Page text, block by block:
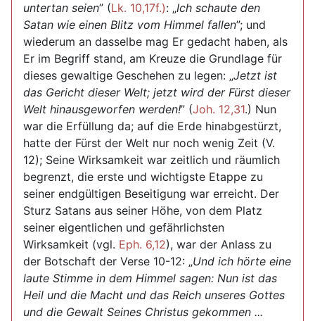
untertan seien” (Lk. 10,17f.): „Ich schaute den
Satan wie einen Blitz vom Himmel fallen”; und
wiederum an dasselbe mag Er gedacht haben, als
Er im Begriff stand, am Kreuze die Grundlage für
dieses gewaltige Geschehen zu legen: „Jetzt ist
das Gericht dieser Welt; jetzt wird der Fürst dieser
Welt hinausgeworfen werden!” (Joh. 12,31.) Nun
war die Erfüllung da; auf die Erde hinabgestürzt,
hatte der Fürst der Welt nur noch wenig Zeit (V.
12); Seine Wirksamkeit war zeitlich und räumlich
begrenzt, die erste und wichtigste Etappe zu
seiner endgültigen Beseitigung war erreicht. Der
Sturz Satans aus seiner Höhe, von dem Platz
seiner eigentlichen und gefährlichsten
Wirksamkeit (vgl. Eph. 6,12), war der Anlass zu
der Botschaft der Verse 10-12: „Und ich hörte eine
laute Stimme in dem Himmel sagen: Nun ist das
Heil und die Macht und das Reich unseres Gottes
und die Gewalt Seines Christus gekommen ...